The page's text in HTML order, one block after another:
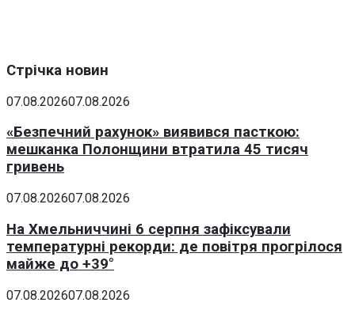
Стрічка новин
07.08.202607.08.2026
«Безпечний рахунок» виявився пасткою:
мешканка Полонщини втратила 45 тисяч
гривень
07.08.202607.08.2026
На Хмельниччині 6 серпня зафіксували
температурні рекорди: де повітря прогрілося
майже до +39°
07.08.202607.08.2026